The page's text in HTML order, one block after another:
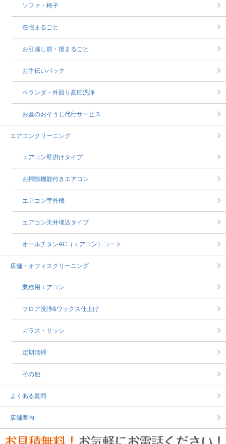
ソファ・椅子
在宅まるごと
お引越し前・後まるごと
お手伝いパック
ベランダ・外回り高圧洗浄
お墓のおそうじ代行サービス
エアコンクリーニング
エアコン壁掛けタイプ
お掃除機能付きエアコン
エアコン室外機
エアコン天井埋込タイプ
オールチタンAC（エアコン）コート
店舗・オフィスクリーニング
業務用エアコン
フロア洗浄&ワックス仕上げ
ガラス・サッシ
定期清掃
その他
よくある質問
店舗案内